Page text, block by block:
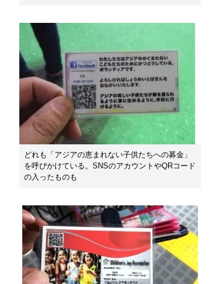
どれも「アジアの恵まれない子供たちへの募金」
を呼びかけている。SNSのアカウントやQRコード
の入ったものも